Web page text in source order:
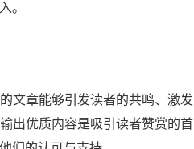
。
文章能够引发读者的共鸣、激
出优质内容是吸引读者赞赏的